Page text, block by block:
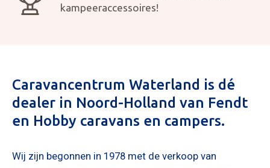
kampeeraccessoires!
Caravancentrum Waterland is dé
dealer in Noord-Holland van Fendt
en Hobby caravans en campers.
Wij zijn begonnen in 1978 met de verkoop van